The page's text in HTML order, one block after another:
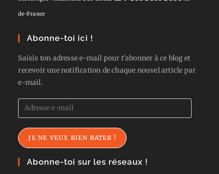
de-France
Abonne-toi ici !
Saisis ton adresse e-mail pour t'abonner à ce blog et
recevoir une notification de chaque nouvel article par
e-mail.
Adresse
e-
mail
JE NE VEUX RIEN RATER !
Abonne-toi sur les réseaux !